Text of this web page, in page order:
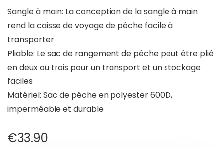
Sangle à main: La conception de la sangle à main
rend la caisse de voyage de pêche facile à
transporter
Pliable: Le sac de rangement de pêche peut être plié
en deux ou trois pour un transport et un stockage
faciles
Matériel: Sac de pêche en polyester 600D,
imperméable et durable
€33.90